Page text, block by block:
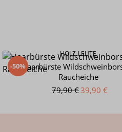
-50%
HOLZ-LEUTE
Haarbürste
Raucheiche
79,90 €39,90 €